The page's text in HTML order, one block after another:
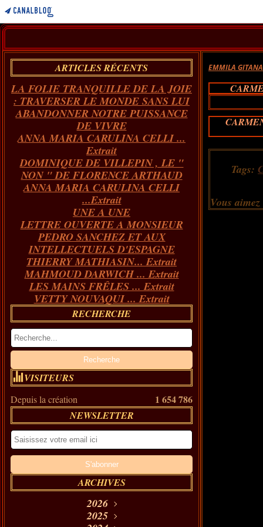
ARTICLES RÉCENTS
LA FOLIE TRANQUILLE DE LA JOIE
: TRAVERSER LE MONDE SANS LUI
ABANDONNER NOTRE PUISSANCE
DE VIVRE
ANNA MARIA CARULINA CELLI ...
Extrait
DOMINIQUE DE VILLEPIN , LE "
NON " DE FLORENCE ARTHAUD
ANNA MARIA CARULINA CELLI
...Extrait
UNE A UNE
LETTRE OUVERTE A MONSIEUR
PEDRO SANCHEZ ET AUX
INTELLECTUELS D'ESPAGNE
THIERRY MATHIASIN... Extrait
MAHMOUD DARWICH ... Extrait
LES MAINS FRÊLES ... Extrait
VETTY NOUVAQUI ... Extrait
RECHERCHE
VISITEURS
Depuis la création 1 654 786
NEWSLETTER
ARCHIVES
2026
Août(11)
2025
EMMILA GITANA
Tags:
Vous aimez